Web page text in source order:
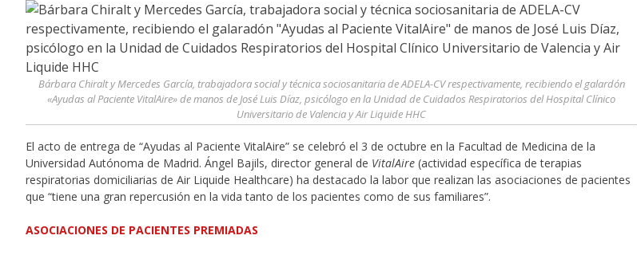
Bárbara Chiralt y Mercedes García, trabajadora social y técnica sociosanitaria de ADELA-CV respectivamente, recibiendo el galardón
«Ayudas al Paciente VitalAire» de manos de José Luis Díaz, psicólogo en la Unidad de Cuidados Respiratorios del Hospital Clínico
Universitario de Valencia y Air Liquide HHC
El acto de entrega de “Ayudas al Paciente VitalAire” se celebró el 3 de octubre en la Facultad de Medicina de la
Universidad Autónoma de Madrid. Ángel Bajils, director general de VitalAire (actividad específica de terapias
respiratorias domiciliarias de Air Liquide Healthcare) ha destacado la labor que realizan las asociaciones de pacientes
que “tiene una gran repercusión en la vida tanto de los pacientes como de sus familiares”.
ASOCIACIONES DE PACIENTES PREMIADAS